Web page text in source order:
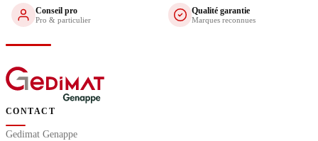
Conseil pro
Pro & particulier
Qualité garantie
Marques reconnues
CONTACT
Gedimat Genappe